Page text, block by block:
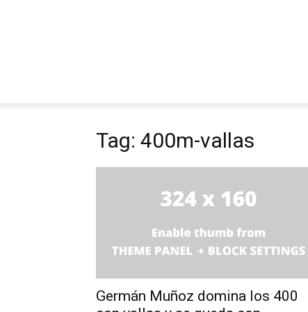
Tag: 400m-vallas
Germán Muñoz domina los 400